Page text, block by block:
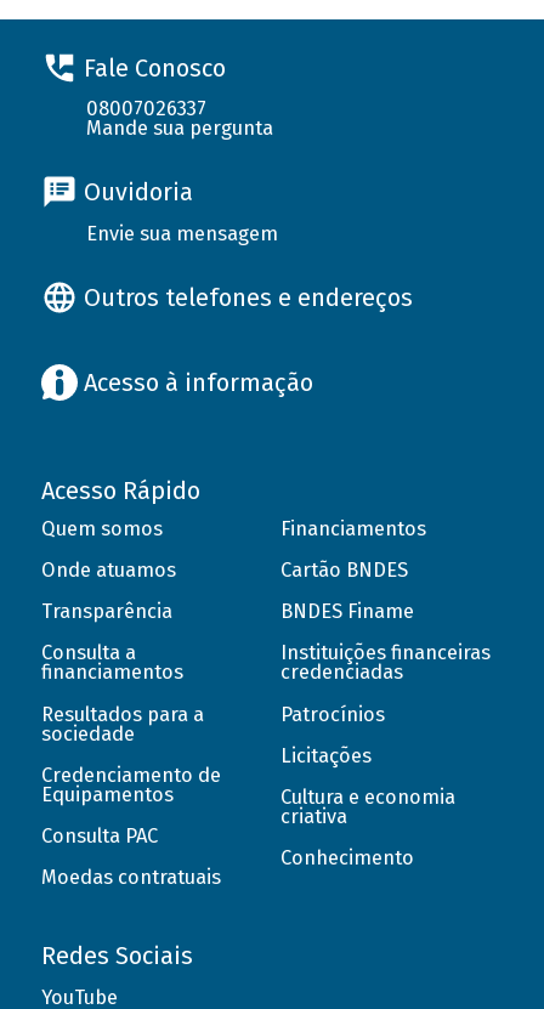
Fale Conosco
08007026337
Mande sua pergunta
Ouvidoria
Envie sua mensagem
Outros telefones e endereços
Acesso à informação
Acesso Rápido
Quem somos
Onde atuamos
Transparência
Consulta a
financiamentos
Resultados para a
sociedade
Credenciamento de
Equipamentos
Consulta PAC
Moedas contratuais
Financiamentos
Cartão BNDES
BNDES Finame
Instituições financeiras
credenciadas
Patrocínios
Licitações
Cultura e economia
criativa
Conhecimento
Redes Sociais
YouTube